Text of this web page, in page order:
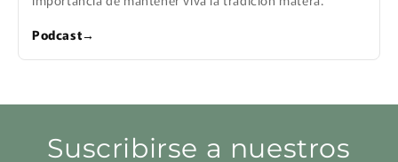
Podcast→
Suscribirse a nuestros